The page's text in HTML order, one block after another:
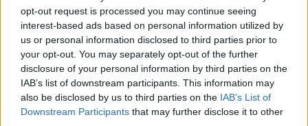
opt-out request is processed you may continue seeing
interest-based ads based on personal information utilized by
us or personal information disclosed to third parties prior to
your opt-out. You may separately opt-out of the further
disclosure of your personal information by third parties on the
IAB’s list of downstream participants. This information may
also be disclosed by us to third parties on the IAB’s List of
Downstream Participants that may further disclose it to other
despre radare și filtre de poliție. Statele
UE vor decide dacă impun interdicția
copii Ovidiu Miculescu radio